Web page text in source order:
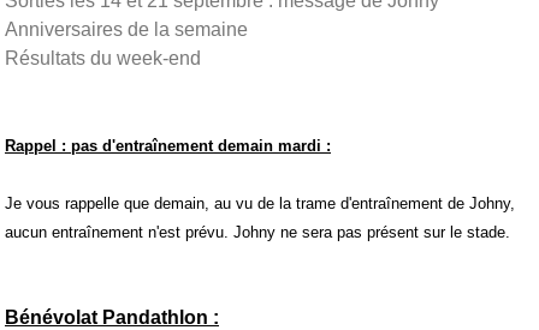
Anniversaires de la semaine
Résultats du week-end
Rappel : pas d'entraînement demain mardi :
Je vous rappelle que demain, au vu de la trame d'entraînement de Johny,
aucun entraînement n'est prévu. Johny ne sera pas présent sur le stade.
Bénévolat Pandathlon :